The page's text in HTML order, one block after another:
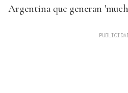
Argentina que generan